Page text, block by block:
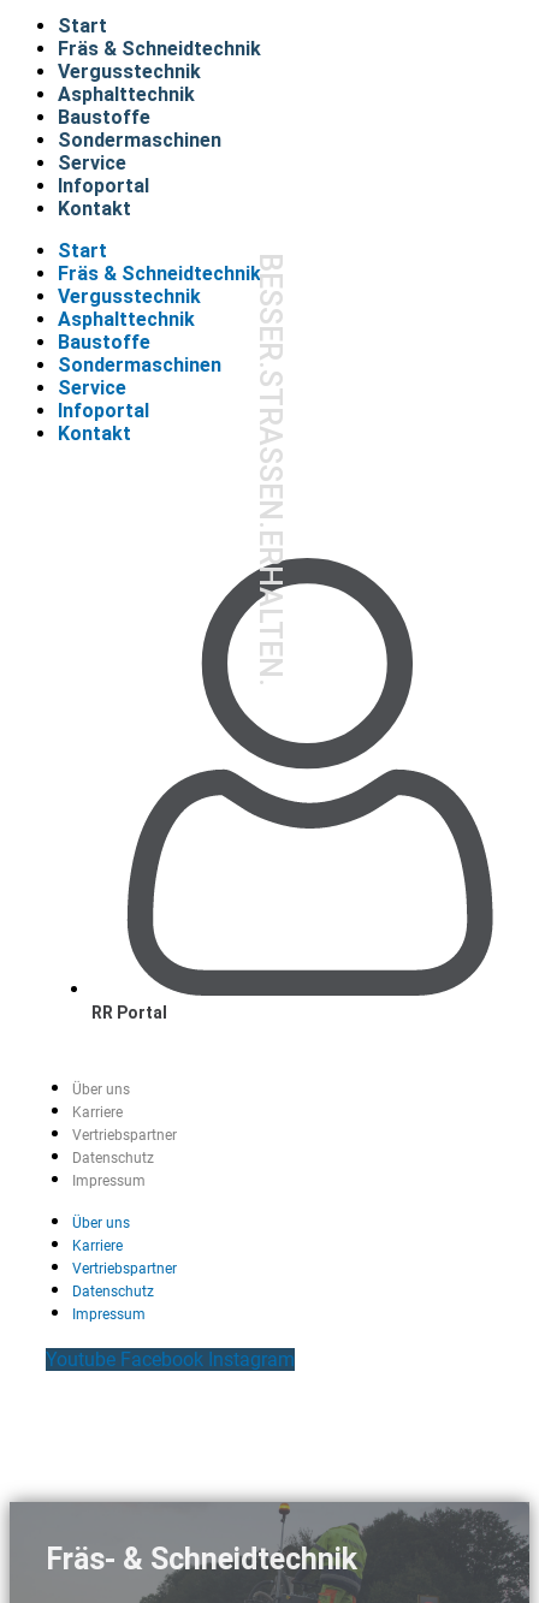
Start
Fräs & Schneidtechnik
Vergusstechnik
Asphalttechnik
Baustoffe
Sondermaschinen
Service
Infoportal
Kontakt
Start
Fräs & Schneidtechnik
Vergusstechnik
Asphalttechnik
Baustoffe
Sondermaschinen
Service
Infoportal
Kontakt
BESSER.STRASSEN.ERHALTEN.
RR Portal
Über uns
Karriere
Vertriebspartner
Datenschutz
Impressum
Über uns
Karriere
Vertriebspartner
Datenschutz
Impressum
Youtube Facebook Instagram
Fräs- & Schneidtechnik